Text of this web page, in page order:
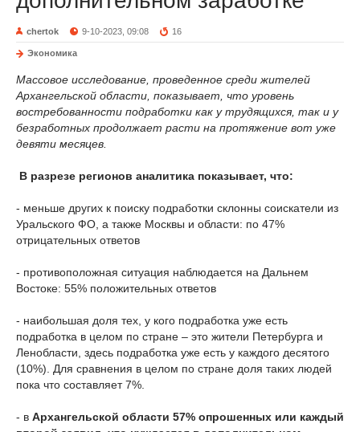
chertok 9-10-2023, 09:08 16
Экономика
Массовое исследование, проведенное среди жителей
Архангельской области, показывает, что уровень
востребованности подработки как у трудящихся, так и у
безработных продолжает расти на протяжение вот уже
девяти месяцев.
В разрезе регионов аналитика показывает, что:
- меньше других к поиску подработки склонны соискатели из
Уральского ФО, а также Москвы и области: по 47%
отрицательных ответов
- противоположная ситуация наблюдается на Дальнем
Востоке: 55% положительных ответов
- наибольшая доля тех, у кого подработка уже есть
подработка в целом по стране – это жители Петербурга и
Ленобласти, здесь подработка уже есть у каждого десятого
(10%). Для сравнения в целом по стране доля таких людей
пока что составляет 7%.
- в Архангельской области 57% опрошенных или каждый